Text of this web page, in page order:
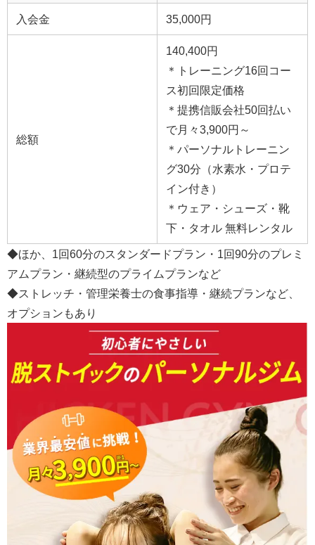
入会金 35,000円
総額
140,400円
＊トレーニング16回コー
ス初回限定価格
＊提携信販会社50回払い
で月々3,900円～
＊パーソナルトレーニン
グ30分（水素水・プロテ
イン付き）
＊ウェア・シューズ・靴
下・タオル 無料レンタル
◆ほか、1回60分のスタンダードプラン・1回90分のプレミ
アムプラン・継続型のプライムプランなど
◆ストレッチ・管理栄養士の食事指導・継続プランなど、
オプションもあり